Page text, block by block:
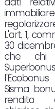
L'art. 1,
30
che chi
Sisma
rendita